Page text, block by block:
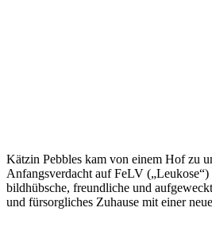
Kätzin Pebbles kam von einem Hof zu
Anfangsverdacht auf FeLV
bildhübsche, freundliche und
und fürsorgliches Zuhause mit einer